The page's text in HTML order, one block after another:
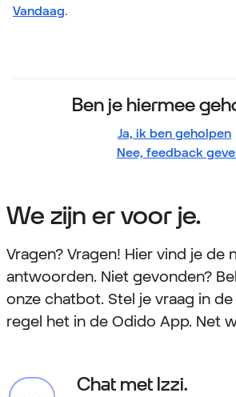
Vandaag.
Ben je hiermee
Ja, ik ben geholpen
Nee, feedback
We zijn er voor je.
Vragen? Vragen! Hier vind je de
antwoorden. Niet gevonden?
onze chatbot. Stel je vraag in
regel het in de Odido App. Net
Chat met Izzi.